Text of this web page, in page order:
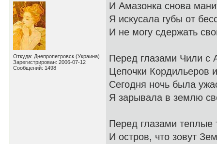
Откуда: Днепропетровск (Украина)
Зарегистрирован: 2006-07-12
Сообщений: 1498
И Амазонка снова
Я искусала губы от
И не могу сдержать
Перед глазами Чили с
Цепочки Кордильеров
Сегодня ночь была
Я зарывала в землю
Перед глазами теплые
И остров, что зовут